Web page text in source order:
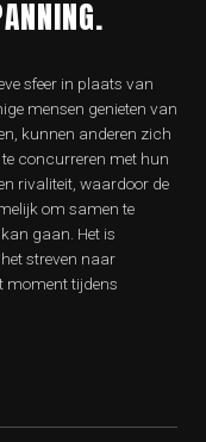
sfeer in plaats van
mensen genieten van
kunnen anderen zich
te concurreren met hun
rivaliteit, waardoor de
om samen te
gaan. Het is
streven naar
moment tijdens